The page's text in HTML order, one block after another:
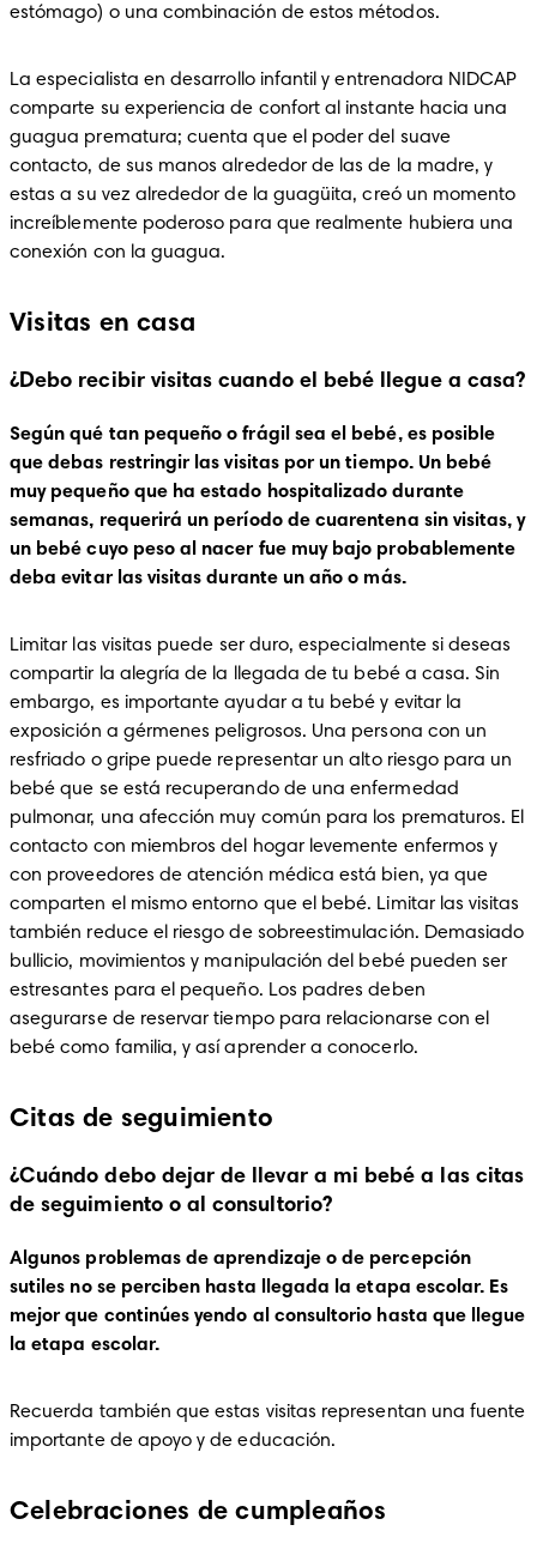
estómago) o una combinación de estos métodos.
La especialista en desarrollo infantil y entrenadora NIDCAP
comparte su experiencia de confort al instante hacia una
guagua prematura; cuenta que el poder del suave
contacto, de sus manos alrededor de las de la madre, y
estas a su vez alrededor de la guagüita, creó un momento
increíblemente poderoso para que realmente hubiera una
conexión con la guagua.
Visitas en casa
¿Debo recibir visitas cuando el bebé llegue a casa?
Según qué tan pequeño o frágil sea el bebé, es posible
que debas restringir las visitas por un tiempo. Un bebé
muy pequeño que ha estado hospitalizado durante
semanas, requerirá un período de cuarentena sin visitas, y
un bebé cuyo peso al nacer fue muy bajo probablemente
deba evitar las visitas durante un año o más.
Limitar las visitas puede ser duro, especialmente si deseas
compartir la alegría de la llegada de tu bebé a casa. Sin
embargo, es importante ayudar a tu bebé y evitar la
exposición a gérmenes peligrosos. Una persona con un
resfriado o gripe puede representar un alto riesgo para un
bebé que se está recuperando de una enfermedad
pulmonar, una afección muy común para los prematuros. El
contacto con miembros del hogar levemente enfermos y
con proveedores de atención médica está bien, ya que
comparten el mismo entorno que el bebé. Limitar las visitas
también reduce el riesgo de sobreestimulación. Demasiado
bullicio, movimientos y manipulación del bebé pueden ser
estresantes para el pequeño. Los padres deben
asegurarse de reservar tiempo para relacionarse con el
bebé como familia, y así aprender a conocerlo.
Citas de seguimiento
¿Cuándo debo dejar de llevar a mi bebé a las citas
de seguimiento o al consultorio?
Algunos problemas de aprendizaje o de percepción
sutiles no se perciben hasta llegada la etapa escolar. Es
mejor que continúes yendo al consultorio hasta que llegue
la etapa escolar.
Recuerda también que estas visitas representan una fuente
importante de apoyo y de educación.
Celebraciones de cumpleaños